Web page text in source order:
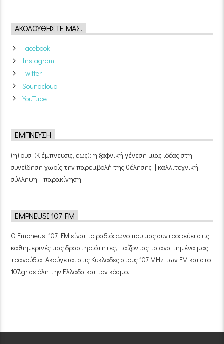
ΑΚΟΛΟΥΘΉΣΤΕ ΜΑΣ!
Facebook
Instagram
Twitter
Soundcloud
YouTube
ΈΜΠΝΕΥΣΗ
(η) ουσ. (Κ έμπνευσις, εως): η ξαφνική γένεση μιας ιδέας στη
συνείδηση χωρίς την παρεμβολή της θέλησης | καλλιτεχνική
σύλληψη | παρακίνηση
EMPNEUSI 107 FM
Ο Empneusi 107 FM είναι το ραδιόφωνο που μας συντροφεύει στις
καθημερινές μας δραστηριότητες, παίζοντας τα αγαπημένα μας
τραγούδια. Ακούγεται στις Κυκλάδες στους 107 MHz των FM και στο
107.gr σε όλη την Ελλάδα και τον κόσμο.